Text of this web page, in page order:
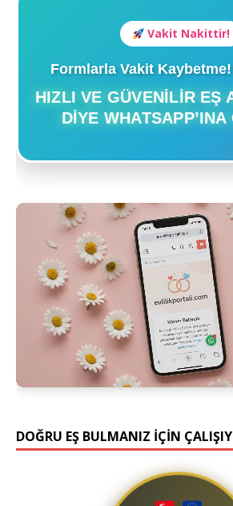
Vakit Nakittir!
Formlarla Vakit Kaybetme!
HIZLI VE GÜVENILIR EŞ
DIYE WHATSAPP’INA
DOĞRU EŞ BULMANIZ İÇİN